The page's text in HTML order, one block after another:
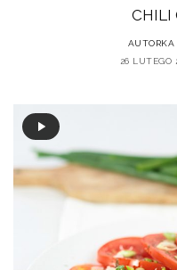
CHILI
AUTORKA
26 LUTEGO